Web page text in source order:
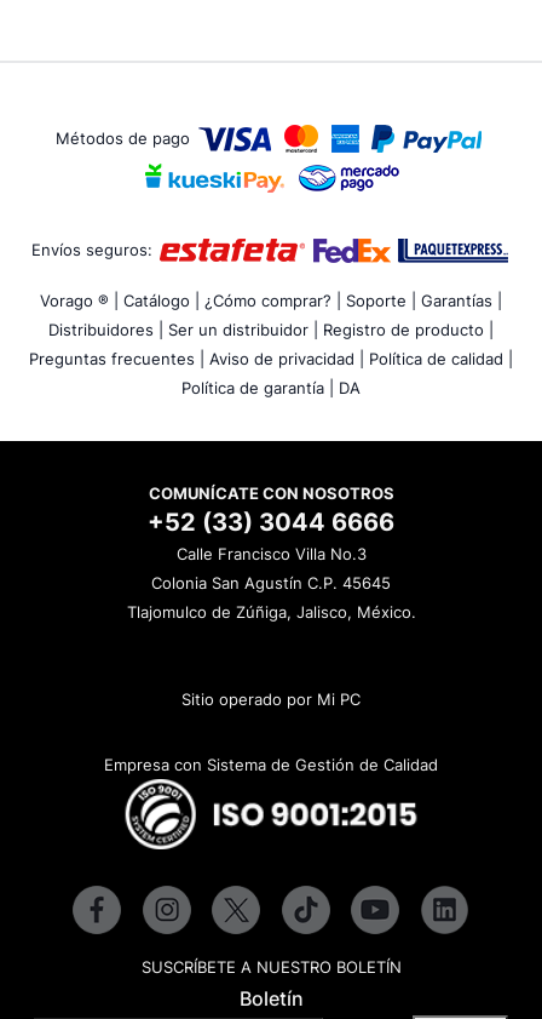
Métodos de pago
Envíos seguros:
Vorago ® | Catálogo | ¿Cómo comprar? | Soporte |
Garantías |
Distribuidores |
Ser un distribuidor |
Registro de producto |
Preguntas frecuentes |
Aviso de privacidad |
Política de calidad |
Política de garantía |
DA
COMUNÍCATE CON NOSOTROS
+52 (33) 3044 6666
Calle Francisco Villa No.3
Colonia San Agustín C.P. 45645
Tlajomulco de Zúñiga, Jalisco, México.
Sitio operado por Mi PC
Empresa con Sistema de Gestión de Calidad
SUSCRÍBETE A NUESTRO BOLETÍN
Boletín